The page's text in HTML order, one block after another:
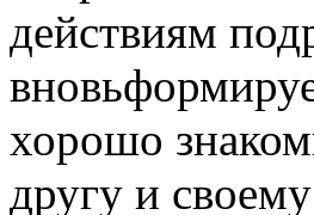
действиям
хорошо
другу и